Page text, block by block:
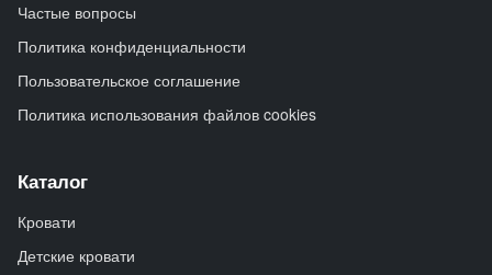
Частые вопросы
Политика конфиденциальности
Пользовательское соглашение
Политика использования файлов cookies
Каталог
Кровати
Детские кровати